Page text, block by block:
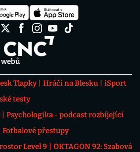
Tlapky Hráči na Blesku
iSport
testy
Psychologika - podcast rozbíjející
Fotbalové přestupy
Level 9
OKTAGON 92: Szabová